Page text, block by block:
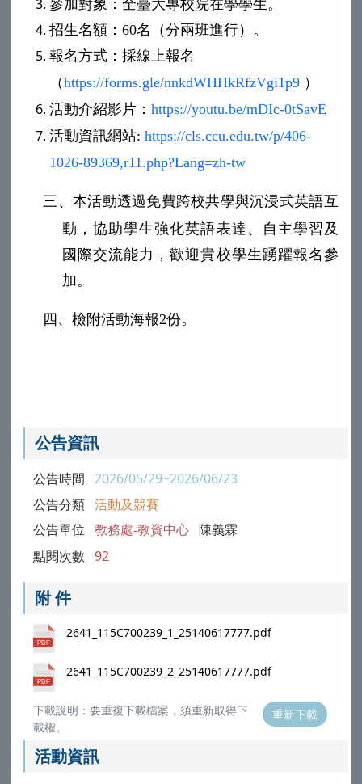
參加對象：全臺大專校院在學學生。
招生名額：60名（分兩班進行）。
報名方式：採線上報名
（https://forms.gle/nnkdWHHkRfzVgi1p9 ）
活動介紹影片：https://youtu.be/mDIc-0tSavE
活動資訊網站:https://cls.ccu.edu.tw/p/406-
1026-89369,r11.php?Lang=zh-tw
三、 本活動透過免費跨校共學與沉浸式英語互
動，協助學生強化英語表達、自主學習及
國際交流能力，歡迎貴校學生踴躍報名參
加。
四、檢附活動海報2份。
公告資訊
公告時間 2026/05/29~2026/06/23
公告分類 活動及競賽
公告單位 教務處-教資中心 陳義霖
點閱次數 92
附 件
2641_115C700239_1_25140617777.pdf
2641_115C700239_2_25140617777.pdf
下載說明：要重複下載檔案，須重新取得下
載權。
重新下載
活動資訊